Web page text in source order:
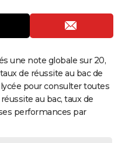
une note globale sur 20,
de réussite au bac de
pour consulter toutes
au bac, taux de
performances par